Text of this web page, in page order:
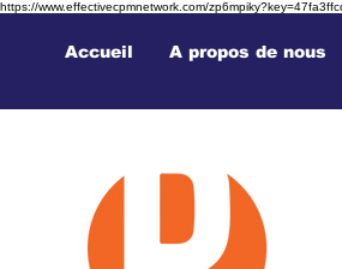
https://www.effectivecpmnetwork.com/
Accueil A propos de nous